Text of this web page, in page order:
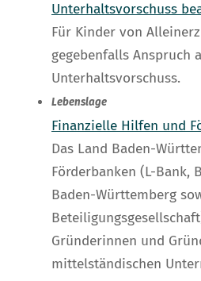
Unterhaltsvorschuss
Für Kinder von
gegebenfalls Anspruch
Unterhaltsvorschuss.
Lebenslage
Finanzielle Hilfen und
Das Land Baden-
Förderbanken (L-Bank,
Baden-Württemberg
Gründerinnen und
mittelständischen